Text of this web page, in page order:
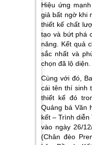
Hiệu ứng
giả bất ngờ khi
thiết kế chất
tạo và bứt phá
năng. Kết quả
sắc nhất và
chọn đã lộ diện.
Cùng với đó,
cái tên thí sinh
thiết kế đó
Quảng bá Văn
kết – Trình diễn
vào ngày 26/
(Chân đèo